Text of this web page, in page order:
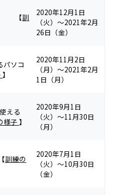
【訓
2020年12月1日
（火）～2021年2月
26日（金）
パソコ
】
2020年11月2日
（月）～2021年2月
1日（月）
える
様子】
2020年9月1日
（火）～11月30日
（月）
訓練の
2020年7月1日
（火）～10月30日
（金）